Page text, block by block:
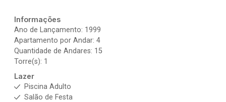
Informações
Ano de Lançamento: 1999
Apartamento por Andar: 4
Quantidade de Andares: 15
Torre(s): 1
Lazer
Piscina Adulto
Salão de Festa